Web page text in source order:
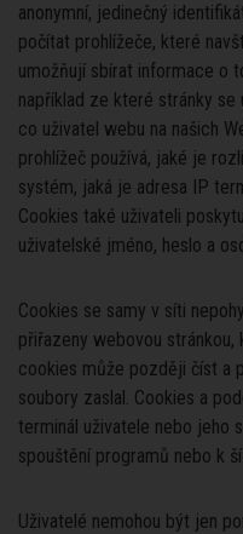
anonymní, jedinečný
počítat prohlížeče, které
umožňují sbírat informace o
například ze které stránky se
co uživatel webu na našich
prohlížeč používá, jaké je
systém, jaká je adresa IP
Cookies také uživateli
uživatelské jméno, heslo a
Cookies se samy v síti
přiřazeny webovou
cookies může později číst a
soubory zaslal. Cookies a
terminál uživatele nebo jeho
spouštění programů nebo k
Uživatelé nemohou být jen